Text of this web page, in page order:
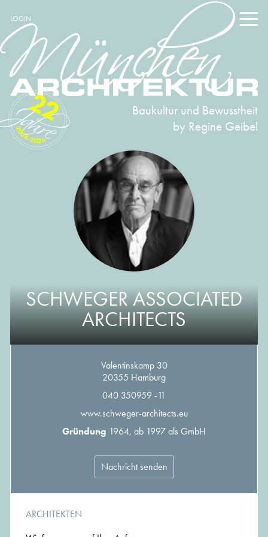
LOGIN
Baukultur und Bewusstheit
by Regine Geibel
2004-2026
22
SCHWEGER ASSOCIATED
ARCHITECTS
Valentinskamp 30
20355 Hamburg
040 350959 -11
www.schweger-architects.eu
Gründung 1964, ab 1997 als GmbH
Nachricht senden
ARCHITEKTEN